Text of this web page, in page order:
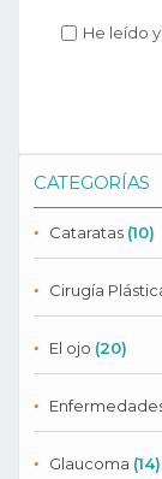
He leído
CATEGORÍAS
Cataratas (10)
Cirugía
El ojo (20)
Glaucoma (14)